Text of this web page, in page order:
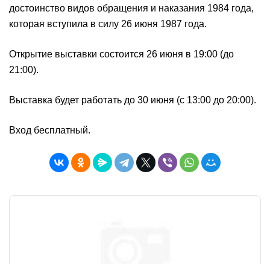
достоинство видов обращения и наказания 1984 года,
которая вступила в силу 26 июня 1987 года.
Открытие выставки состоится 26 июня в 19:00 (до
21:00).
Выставка будет работать до 30 июня (с 13:00 до 20:00).
Вход бесплатный.